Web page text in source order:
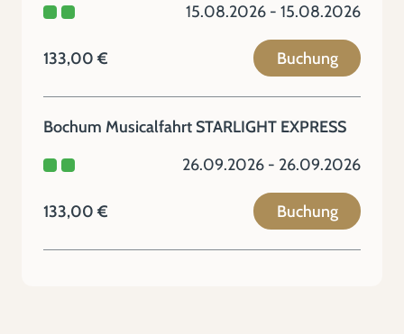
15.08.2026 - 15.08.2026
133,00 € Buchung
Bochum Musicalfahrt STARLIGHT EXPRESS
26.09.2026 - 26.09.2026
133,00 € Buchung